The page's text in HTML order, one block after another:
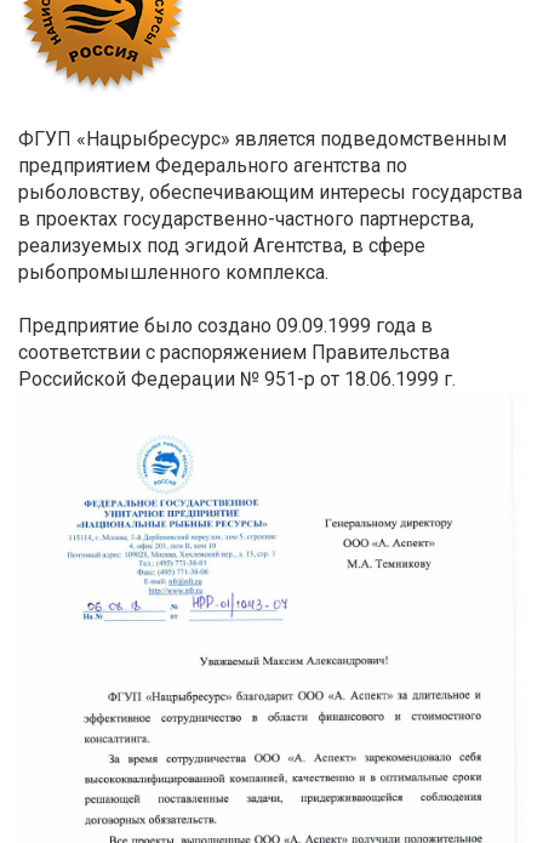
ФГУП «Нацрыбресурс» является подведомственным
предприятием Федерального агентства по
рыболовству, обеспечивающим интересы государства
в проектах государственно-частного партнерства,
реализуемых под эгидой Агентства, в сфере
рыбопромышленного комплекса.
Предприятие было создано 09.09.1999 года в
соответствии с распоряжением Правительства
Российской Федерации № 951-р от 18.06.1999 г.